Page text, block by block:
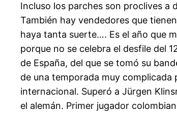
Incluso los parches son proclives a
También hay vendedores que
haya tanta suerte…. Es el año que
porque no se celebra el desfile del
de España, del que se tomó su
de una temporada muy
internacional. Superó a Jürgen
el alemán. Primer jugador